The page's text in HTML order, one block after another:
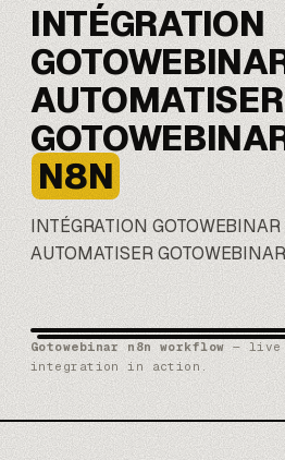
INTÉGRATION
AUTOMATISER
N8N
INTÉGRATION GOTOWEBINAR
AUTOMATISER
Gotowebinar n8n workflow — live
integration in action.